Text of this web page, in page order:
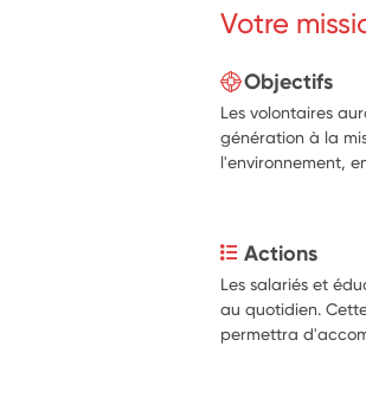
Votre
Objectifs
Les volontaires
génération à la
l'environnement,
Actions
Les salariés et
au quotidien.
permettra